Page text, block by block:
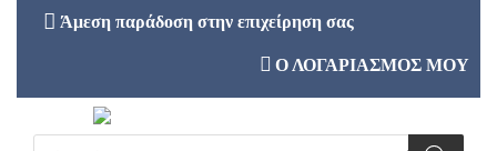
Άμεση παράδοση στην επιχείρηση σας
Ο ΛΟΓΑΡΙΑΣΜΟΣ ΜΟΥ